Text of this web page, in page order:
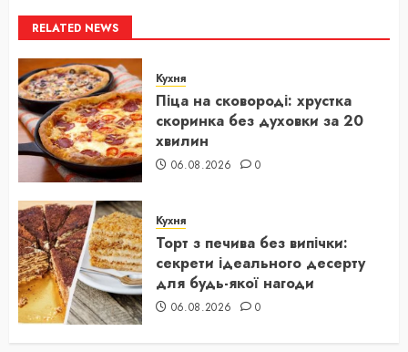
RELATED NEWS
Кухня
Піца на сковороді: хрустка
скоринка без духовки за 20
хвилин
06.08.2026 0
Кухня
Торт з печива без випічки:
секрети ідеального десерту
для будь-якої нагоди
06.08.2026 0